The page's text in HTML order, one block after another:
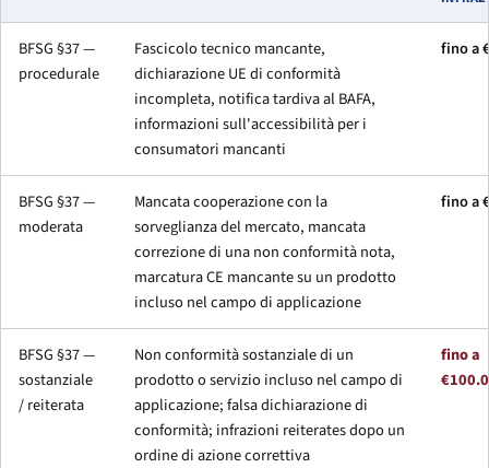
BFSG §37 —
procedurale
Fascicolo tecnico mancante,
dichiarazione UE di conformità
incompleta, notifica tardiva al BAFA,
informazioni sull'accessibilità per i
consumatori mancanti
fino a
BFSG §37 —
moderata
Mancata cooperazione con la
sorveglianza del mercato, mancata
correzione di una non conformità nota,
marcatura CE mancante su un prodotto
incluso nel campo di applicazione
fino a
BFSG §37 —
sostanziale
/ reiterata
Non conformità sostanziale di un
prodotto o servizio incluso nel campo di
applicazione; falsa dichiarazione di
conformità; infrazioni reiterates dopo un
ordine di azione correttiva
fino a